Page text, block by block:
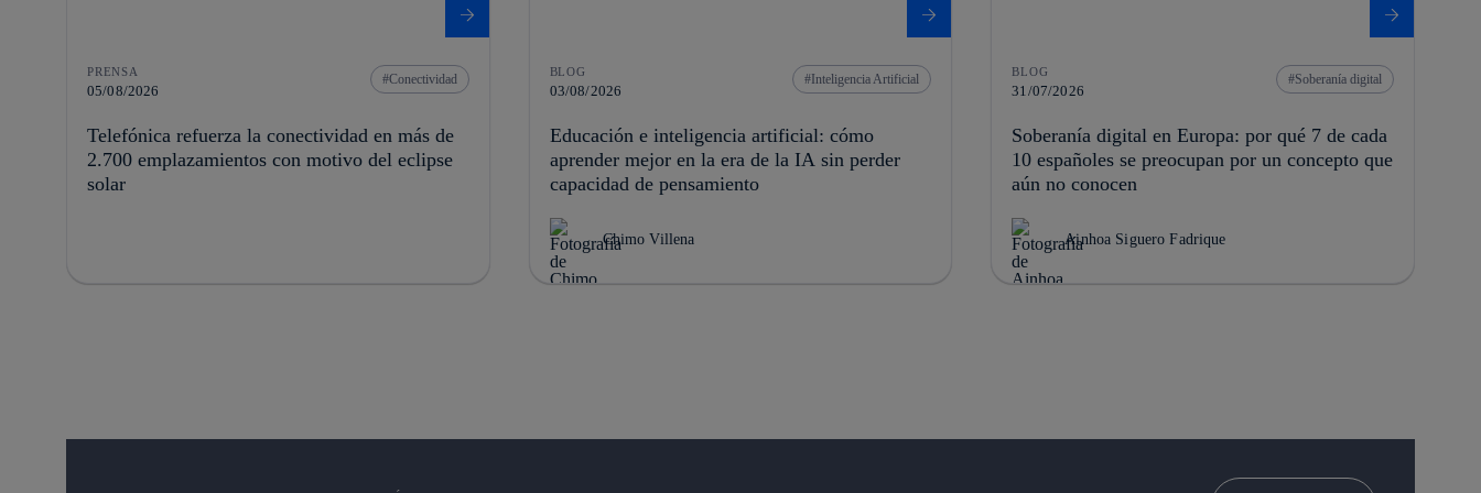
PRENSA
05/08/2026
Conectividad
Telefónica refuerza la conectividad en más de
2.700 emplazamientos con motivo del eclipse
solar
BLOG
03/08/2026
Inteligencia Artificial
Educación e inteligencia artificial: cómo
aprender mejor en la era de la IA sin perder
capacidad de pensamiento
Chimo Villena
BLOG
31/07/2026
Soberanía digital
Soberanía digital en Europa: por qué 7 de cada
10 españoles se preocupan por un concepto que
aún no conocen
Ainhoa Siguero Fadrique